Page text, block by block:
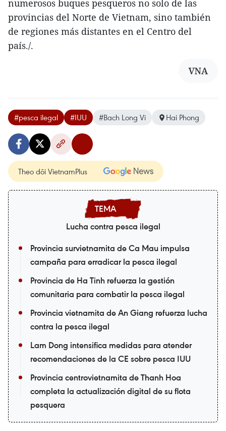
numerosos buques pesqueros no solo de las
provincias del Norte de Vietnam, sino también
de regiones más distantes en el Centro del
país./.
VNA
#pesca ilegal #IUU #Bach Long Vi Hai Phong
Theo dõi VietnamPlus
Lucha contra pesca ilegal
Provincia survietnamita de Ca Mau impulsa
campaña para erradicar la pesca ilegal
Provincia de Ha Tinh refuerza la gestión
comunitaria para combatir la pesca ilegal
Provincia vietnamita de An Giang refuerza lucha
contra la pesca ilegal
Lam Dong intensifica medidas para atender
recomendaciones de la CE sobre pesca IUU
Provincia centrovietnamita de Thanh Hoa
completa la actualización digital de su flota
pesquera